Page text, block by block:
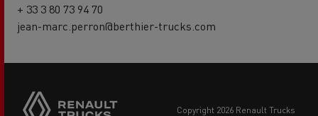
+ 33 3 80 73 94 70
jean-marc.perron@berthier-trucks.com
copyright 2026 Renault Trucks